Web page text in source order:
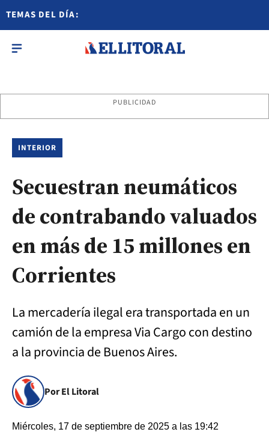
TEMAS DEL DÍA:
PUBLICIDAD
INTERIOR
Secuestran neumáticos
de contrabando valuados
en más de 15 millones en
Corrientes
La mercadería ilegal era transportada en un
camión de la empresa Via Cargo con destino
a la provincia de Buenos Aires.
Por El Litoral
Miércoles, 17 de septiembre de 2025 a las 19:42